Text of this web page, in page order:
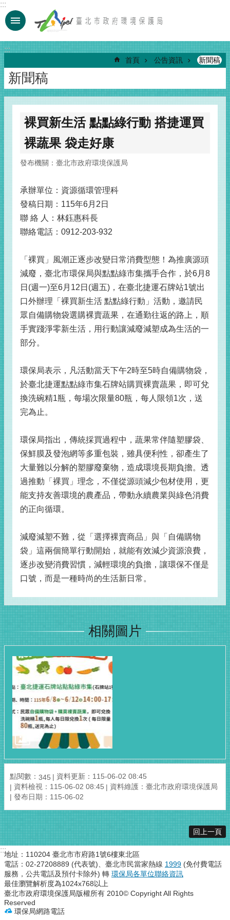
跳到主要內容區塊
:::
:::
首頁 公告資訊 新聞稿
新聞稿
裸買新生活 點點綠行動 搭捷運買
裸蔬果 袋走好康
發布機關：臺北市政府環境保護局
承辦單位：資源循環管理科
發稿日期：115年6月2日
聯 絡 人：林鈺惠科長
聯絡電話：0912-203-932
「裸買」風潮正逐步改變日常消費型態！為推廣源頭
減廢，臺北市環保局與點點綠市集攜手合作，於6月8
日(週一)至6月12日(週五)，在臺北捷運石牌站1號出
口外辦理「裸買新生活 點點綠行動」活動，邀請民
眾自備購物袋選購裸賣蔬果，在通勤往返的路上，順
手實踐淨零新生活，用行動讓減廢減塑成為生活的一
部分。
環保局表示，凡活動當天下午2時至5時自備購物袋，
於臺北捷運點點綠市集石牌站購買裸賣蔬果，即可兌
換洗碗精1瓶，每場次限量80瓶，每人限領1次，送
完為止。
環保局指出，傳統採買過程中，蔬果常伴隨塑膠袋、
保鮮膜及發泡網等多重包裝，雖具便利性，卻產生了
大量難以分解的塑膠廢棄物，造成環境長期負擔。透
過推動「裸買」理念，不僅從源頭減少包材使用，更
能支持友善環境的農產品，帶動永續農業與綠色消費
的正向循環。
減廢減塑不難，從「選擇裸賣商品」與「自備購物
袋」這兩個簡單行動開始，就能有效減少資源浪費，
逐步改變消費習慣，減輕環境的負擔，讓環保不僅是
口號，而是一種時尚的生活新日常。
相關圖片
點閱數： 345
資料更新：115-06-02 08:45
資料檢視：115-06-02 08:45
資料維護：臺北市政府環境保護局
發布日期：115-06-02
回上一頁
:::地址：110204 臺北市市府路1號6樓東北區
電話：02-27208889 (代表號)、臺北市民當家熱線 1999 (免付費電話
服務，公共電話及預付卡除外) 轉 環保局各單位聯絡資訊
最佳瀏覽解析度為1024x768以上
臺北市政府環境保護局版權所有 2010© Copyright All Rights
Reserved
環保局網路電話